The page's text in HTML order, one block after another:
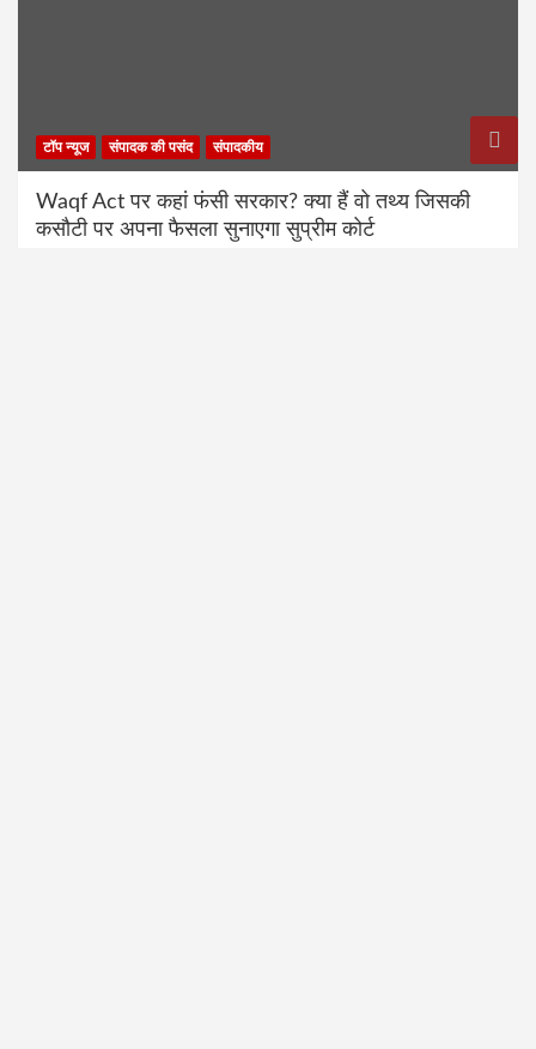
टॉप न्यूज संपादक की पसंद संपादकीय
Waqf Act पर कहां फंसी सरकार? क्या हैं वो तथ्य जिसकी
कसौटी पर अपना फैसला सुनाएगा सुप्रीम कोर्ट